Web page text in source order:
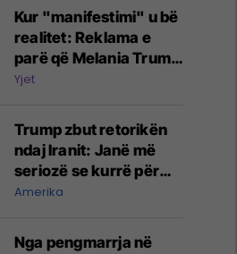
Kur "manifestimi" u bë
realitet: Reklama e
parë që Melania Trump
realizoi në vitin 1993 e
Parë e ShBA-së
Yjet
Trump zbut retorikën
ndaj Iranit: Janë më
seriozë se kurrë për
negociatat
Amerika
Nga pengmarrja në